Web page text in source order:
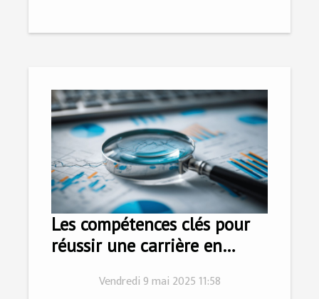
Les compétences clés pour
réussir une carrière en
Vendredi 9 mai 2025 11:58